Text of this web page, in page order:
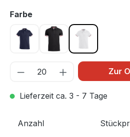
Farbeauswählen
Dunkel Marine 580
Schwarz 99
Zur
Lieferzeit ca. 3 - 7 Tage
Anzahl